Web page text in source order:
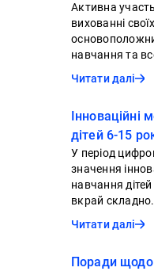
Активна участь
вихованні
навчання та
Читати далі
Інноваційні
дітей 6-15
У період
значення
навчання
вкрай
Читати далі
Поради щодо